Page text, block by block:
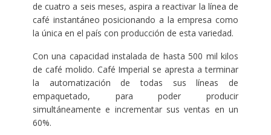
de cuatro a seis meses, aspira a reactivar la línea de
café instantáneo posicionando a la empresa como
la única en el país con producción de esta variedad.
Con una capacidad instalada de hasta 500 mil kilos
de café molido. Café Imperial se apresta a terminar
la automatización de todas sus líneas de
empaquetado, para poder producir
simultáneamente e incrementar sus ventas en un
60%.